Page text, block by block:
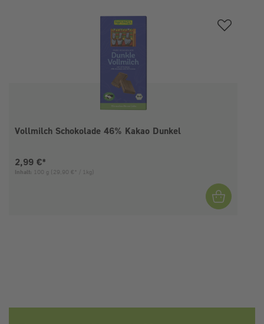
Vollmilch Schokolade 46% Kakao Dunkel
Aktueller Preis:
2,99 €*
Inhalt: 100 g (29,90 €* / 1kg)